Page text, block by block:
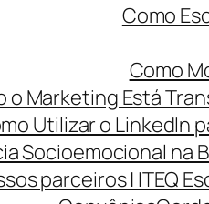
Como
Como
o Marketing Está
Utilizar o LinkedIn
Socioemocional na
parceiros | ITEQ